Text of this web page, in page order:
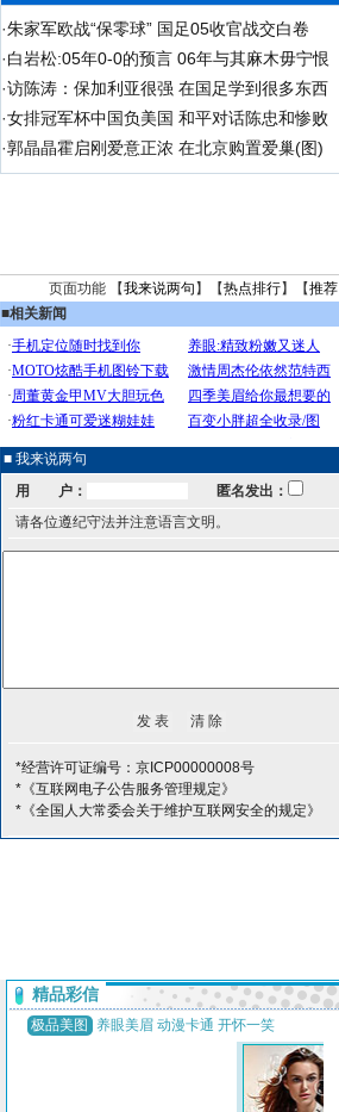
·朱家军欧战“保零球” 国足05收官战交白卷
·白岩松:05年0-0的预言 06年与其麻木毋宁恨
·访陈涛：保加利亚很强 在国足学到很多东西
·女排冠军杯中国负美国 和平对话陈忠和惨败
·郭晶晶霍启刚爱意正浓 在北京购置爱巢(图)
页面功能 【我来说两句 】【热点排行】【推荐
■相关新闻
■ 我来说两句
用 户：
匿名发出：
请各位遵纪守法并注意语言文明。
*经营许可证编号：京ICP00000008号
*《互联网电子公告服务管理规定》
*《全国人大常委会关于维护互联网安全的规定》